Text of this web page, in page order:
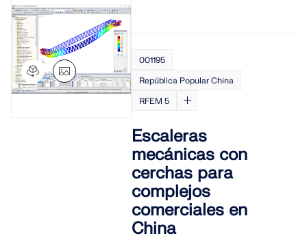
001195
República Popular China
RFEM 5
Escaleras
mecánicas con
cerchas para
complejos
comerciales en
China